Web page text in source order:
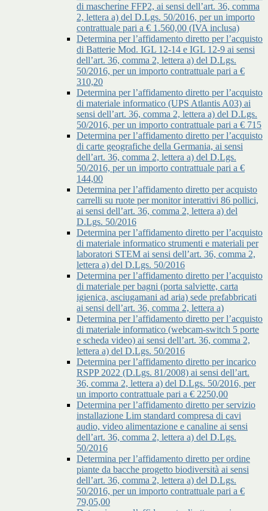
di mascherine FFP2, ai sensi dell’art. 36, comma
2, lettera a) del D.Lgs. 50/2016, per un importo
contrattuale pari a € 1.560,00 (IVA inclusa)
Determina per l’affidamento diretto per l’acquisto
di Batterie Mod. IGL 12-14 e IGL 12-9 ai sensi
dell’art. 36, comma 2, lettera a) del D.Lgs.
50/2016, per un importo contrattuale pari a €
310,20
Determina per l’affidamento diretto per l’acquisto
di materiale informatico (UPS Atlantis A03) ai
sensi dell’art. 36, comma 2, lettera a) del D.Lgs.
50/2016, per un importo contrattuale pari a € 715
Determina per l’affidamento diretto per l’acquisto
di carte geografiche della Germania, ai sensi
dell’art. 36, comma 2, lettera a) del D.Lgs.
50/2016, per un importo contrattuale pari a €
144,00
Determina per l’affidamento diretto per acquisto
carrelli su ruote per monitor interattivi 86 pollici,
ai sensi dell’art. 36, comma 2, lettera a) del
D.Lgs. 50/2016
Determina per l’affidamento diretto per l’acquisto
di materiale informatico strumenti e materiali per
laboratori STEM ai sensi dell’art. 36, comma 2,
lettera a) del D.Lgs. 50/2016
Determina per l’affidamento diretto per l’acquisto
di materiale per bagni (porta salviette, carta
igienica, asciugamani ad aria) sede prefabbricati
ai sensi dell’art. 36, comma 2, lettera a)
Determina per l’affidamento diretto per l’acquisto
di materiale informatico (webcam-switch 5 porte
e scheda video) ai sensi dell’art. 36, comma 2,
lettera a) del D.Lgs. 50/2016
Determina per l’affidamento diretto per incarico
RSPP 2022 (D.Lgs. 81/2008) ai sensi dell’art.
36, comma 2, lettera a) del D.Lgs. 50/2016, per
un importo contrattuale pari a € 2250,00
Determina per l’affidamento diretto per servizio
installazione Lim standard compresa di cavi
audio, video alimentazione e canaline ai sensi
dell’art. 36, comma 2, lettera a) del D.Lgs.
50/2016
Determina per l’affidamento diretto per ordine
piante da bacche progetto biodiversità ai sensi
dell’art. 36, comma 2, lettera a) del D.Lgs.
50/2016, per un importo contrattuale pari a €
79,05,00